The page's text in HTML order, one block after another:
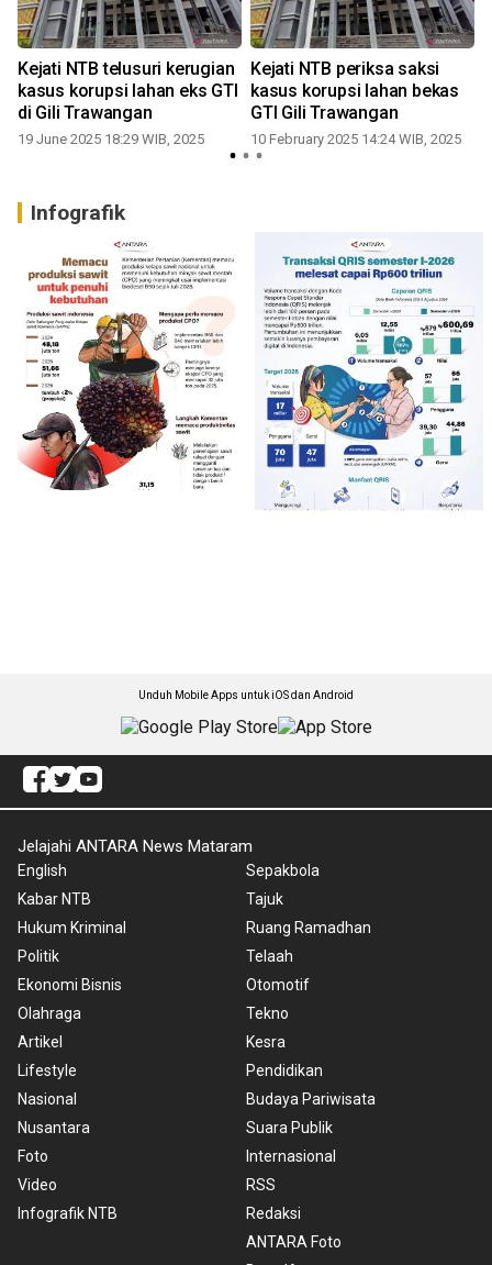
Kejati NTB telusuri kerugian
kasus korupsi lahan eks GTI
di Gili Trawangan
19 June 2025 18:29 WIB, 2025
Kejati NTB periksa saksi
kasus korupsi lahan bekas
GTI Gili Trawangan
10 February 2025 14:24 WIB, 2025
Infografik
Unduh Mobile Apps untuk iOS dan Android
Jelajahi ANTARA News Mataram
English
Kabar NTB
Hukum Kriminal
Politik
Ekonomi Bisnis
Olahraga
Artikel
Lifestyle
Nasional
Nusantara
Foto
Video
Infografik NTB
Sepakbola
Tajuk
Ruang Ramadhan
Telaah
Otomotif
Tekno
Kesra
Pendidikan
Budaya Pariwisata
Suara Publik
Internasional
RSS
Redaksi
ANTARA Foto